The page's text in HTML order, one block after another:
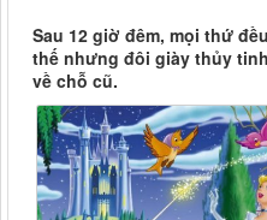
Sau 12 giờ đêm, mọi thứ
thế nhưng đôi giày thủy
về chỗ cũ.